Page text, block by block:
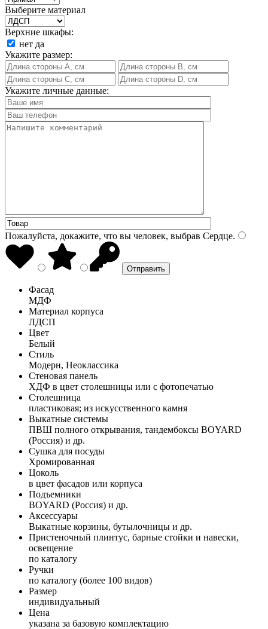
Выберите материал
Верхние шкафы:
нет да
Укажите размер:
Укажите личные данные:
Пожалуйста, докажите, что вы человек, выбрав Сердце.
Фасад
МДФ
Материал корпуса
ЛДСП
Цвет
Белый
Стиль
Модерн, Неоклассика
Стеновая панель
ХДФ в цвет столешницы или с фотопечатью
Столешница
пластиковая; из искусственного камня
Выкатные системы
ПВШ полного открывания, тандембоксы BOYARD
(Россия) и др.
Сушка для посуды
Хромированная
Цоколь
в цвет фасадов или корпуса
Подъемники
BOYARD (Россия) и др.
Аксессуары
Выкатные корзины, бутылочницы и др.
Пристеночный плинтус, барные стойки и навески,
освещение
по каталогу
Ручки
по каталогу (более 100 видов)
Размер
индивидуальный
Цена
указана за базовую комплектацию